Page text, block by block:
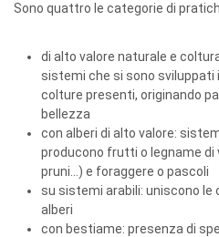
Sono quattro le categorie di
di alto valore naturale e
sistemi che si sono sviluppati
colture presenti, originando
bellezza
con alberi di alto valore:
producono frutti o legname di
pruni…) e foraggere o pascoli
su sistemi arabili: uniscono le
alberi
con bestiame: presenza di